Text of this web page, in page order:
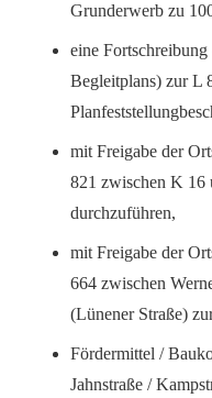
Grunderwerb zu
eine
Begleitplans) zur L
mit Freigabe der
821 zwischen K 16
durchzuführen,
mit Freigabe der
664 zwischen
(Lünener Straße)
Fördermittel /
Jahnstraße /